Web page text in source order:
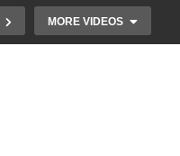
MORE VIDEOS